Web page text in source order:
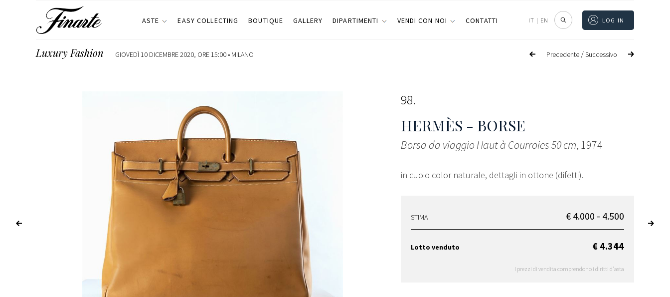
ASTE EASY COLLECTING BOUTIQUE GALLERY DIPARTIMENTI VENDI CON NOI CONTATTI IT | EN LOG IN
Precedente /Successivo
Luxury Fashion GIOVEDÌ 10 DICEMBRE 2020, ORE 15:00 • MILANO
98
HERMÈS - BORSE
Borsa da viaggio Haut à Courroies 50 cm, 1974
in cuoio color naturale, dettagli in ottone (difetti).
STIMA € 4.000 - 4.500
Lotto venduto € 4.344
I prezzi di vendita comprendono i diritti d'asta